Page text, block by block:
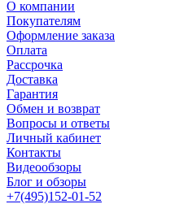
О компании
Покупателям
Оформление заказа
Оплата
Рассрочка
Доставка
Гарантия
Обмен и возврат
Вопросы и ответы
Личный кабинет
Контакты
Видеообзоры
Блог и обзоры
+7(495)152-01-52